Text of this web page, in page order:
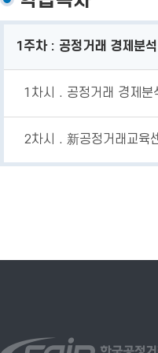
1주차 : 공정거래 경제분
1차시 . 공정거래 경제분
2차시 . 新공정거래교육